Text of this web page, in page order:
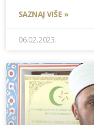
SAZNAJ VIŠE »
06.02.2023.